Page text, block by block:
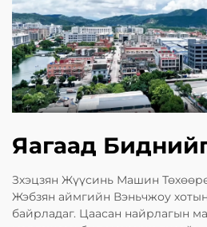
Яагаад
Зхэцзян Жүүсинь Машин
Жэбзян аймгийн Вэньчжоу
байрладаг. Цаасан найрлагын